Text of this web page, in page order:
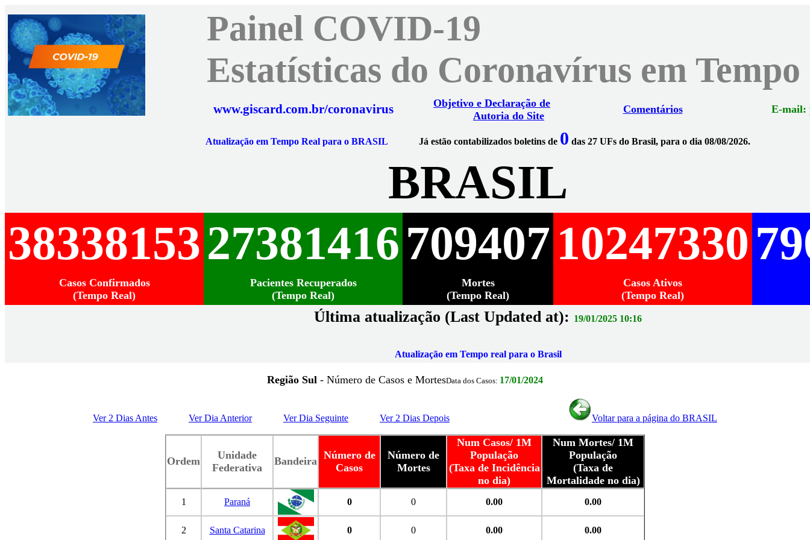
Painel COVID-19
Estatísticas do Coronavírus em Tempo
www.giscard.com.br/coronavirus
Objetivo e Declaração de
Autoria do Site
Comentários E-mail:
Atualização em Tempo Real para o BRASIL Já estão contabilizados boletins de 0 das 27 UFs do Brasil, para o dia 08/08/2026.
BRASIL
3833815327381416709407 10247330
Casos Confirmados
(Tempo Real)
Pacientes Recuperados
(Tempo Real)
Mortes
(Tempo Real)
Casos Ativos
(Tempo Real)
Última atualização (Last Updated at): 19/01/2025 10:16
Atualização em Tempo real para o Brasil
Região Sul - Número de Casos e MortesData dos Casos: 17/01/2024
Ver 2 Dias Antes Ver Dia Anterior Ver Dia Seguinte Ver 2 Dias Depois Voltar para a página do BRASIL
Ordem
Unidade
Federativa
Bandeira Número de
Casos
Número de
Mortes
Num Casos/ 1M
População
(Taxa de Incidência
no dia)
Num Mortes/ 1M
População
(Taxa de
Mortalidade no dia)
1 Paraná 0 0 0.00 0.00
2 Santa Catarina 0 0 0.00 0.00